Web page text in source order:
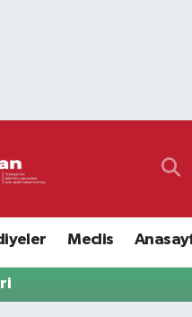
Meclis
Fikstür